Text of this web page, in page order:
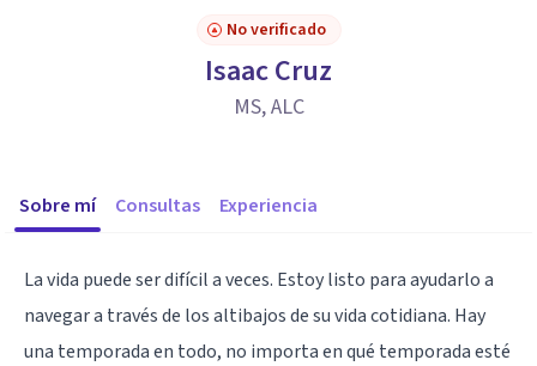
No verificado
Isaac Cruz
MS, ALC
Sobre mí Consultas Experiencia
La vida puede ser difícil a veces. Estoy listo para ayudarlo a
navegar a través de los altibajos de su vida cotidiana. Hay
una temporada en todo, no importa en qué temporada esté